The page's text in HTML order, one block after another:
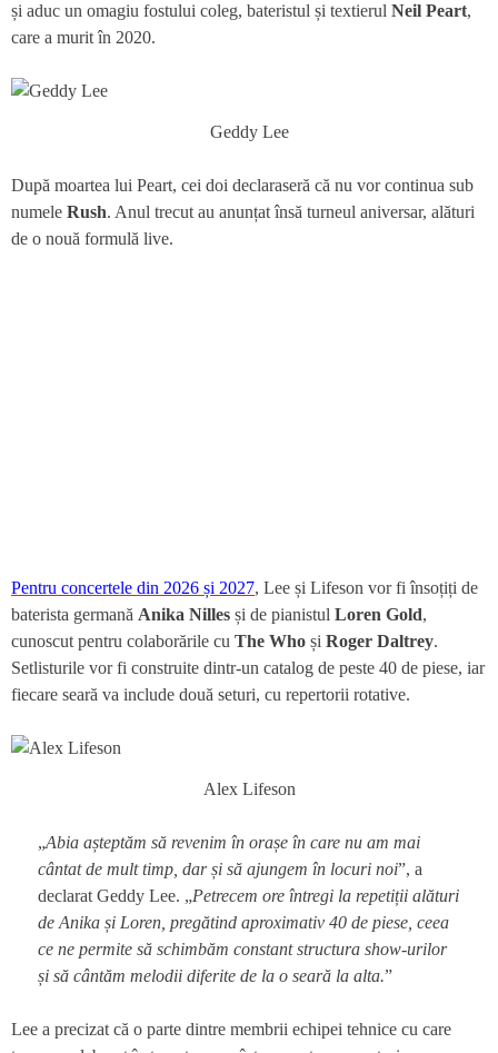
și aduc un omagiu fostului coleg, bateristul și textierul Neil Peart,
care a murit în 2020.
Geddy Lee
După moartea lui Peart, cei doi declaraseră că nu vor continua sub
numele Rush. Anul trecut au anunțat însă turneul aniversar, alături
de o nouă formulă live.
Pentru concertele din 2026 și 2027, Lee și Lifeson vor fi însoțiți de
baterista germană Anika Nilles și de pianistul Loren Gold,
cunoscut pentru colaborările cu The Who și Roger Daltrey.
Setlisturile vor fi construite dintr-un catalog de peste 40 de piese, iar
fiecare seară va include două seturi, cu repertorii rotative.
Alex Lifeson
„Abia așteptăm să revenim în orașe în care nu am mai
cântat de mult timp, dar și să ajungem în locuri noi”, a
declarat Geddy Lee. „Petrecem ore întregi la repetiții alături
de Anika și Loren, pregătind aproximativ 40 de piese, ceea
ce ne permite să schimbăm constant structura show-urilor
și să cântăm melodii diferite de la o seară la alta.”
Lee a precizat că o parte dintre membrii echipei tehnice cu care